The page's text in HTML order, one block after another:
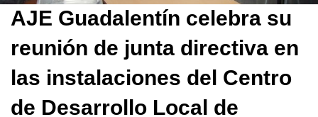
AJE Guadalentín celebra su
reunión de junta directiva en
las instalaciones del Centro
de Desarrollo Local de